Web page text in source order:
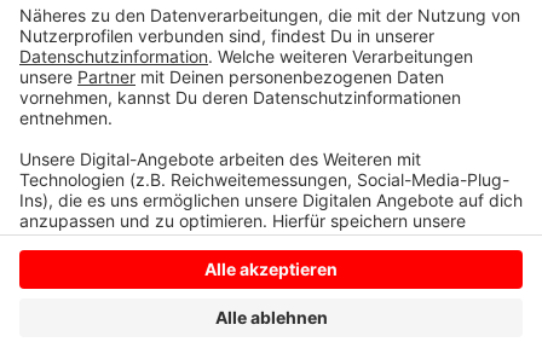
Anzeige
Anzeige